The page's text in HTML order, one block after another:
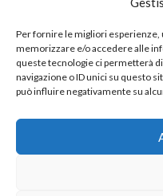
Per fornire le migliori
memorizzare e/o accedere alle
queste tecnologie ci permetterà
navigazione o ID unici su questo
può influire negativamente su